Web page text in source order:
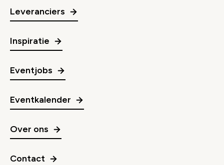
Leveranciers
Inspiratie
Eventjobs
Eventkalender
Over ons
Contact